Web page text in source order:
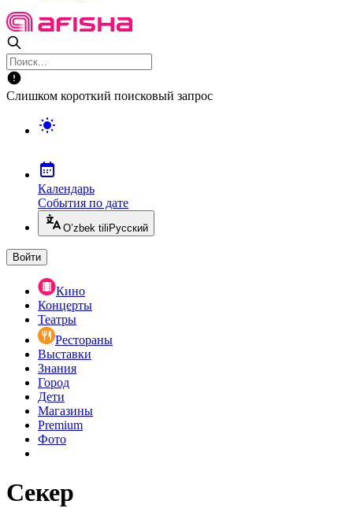
Слишком короткий поисковый запрос
Календарь
События по дате
O’zbek tili Русский
Войти
Кино
Концерты
Театры
Рестораны
Выставки
Знания
Город
Дети
Магазины
Premium
Фото
Секер